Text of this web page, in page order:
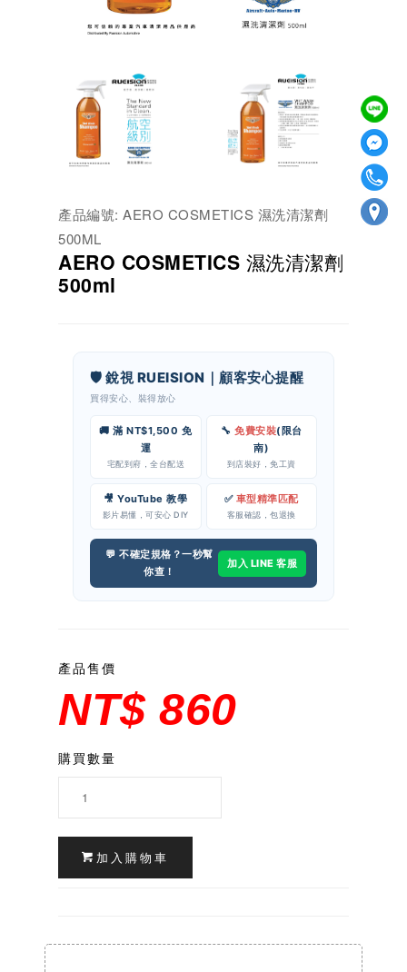
產品編號: AERO COSMETICS 濕洗清潔劑
500ML
AERO COSMETICS 濕洗清潔劑
500ml
🛡️ 銳視 RUEISION｜顧客安心提醒
買得安心、裝得放心
🚚 滿 NT$1,500 免
運
宅配到府，全台配送
🔧 免費安裝(限台
南)
到店裝好，免工資
🎥 YouTube 教學
影片易懂，可安心 DIY
✅ 車型精準匹配
客服確認，包退換
💬 不確定規格？一秒幫
你查！
加入 LINE 客服
產品售價
NT$ 860
購買數量
加入購物車